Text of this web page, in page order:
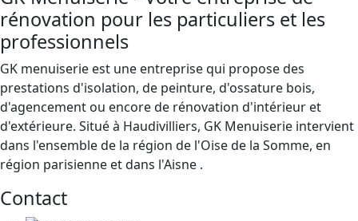
rénovation pour les particuliers et les
professionnels
GK menuiserie est une entreprise qui propose des
prestations d'isolation, de peinture, d'ossature bois,
d'agencement ou encore de rénovation d'intérieur et
d'extérieure. Situé à Haudivilliers, GK Menuiserie intervient
dans l'ensemble de la région de l'Oise de la Somme, en
région parisienne et dans l'Aisne .
Contact